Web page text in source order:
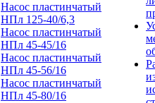
Насос пластинчатый
НПл 125-40/6,3
Насос пластинчатый
НПл 45-45/16
Насос пластинчатый
НПл 45-56/16
Насос пластинчатый
НПл 45-80/16